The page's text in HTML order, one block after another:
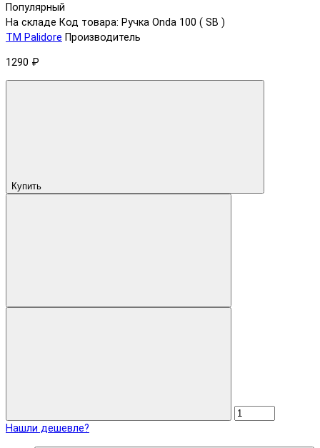
Популярный
На складе Код товара: Ручка Onda 100 ( SB )
ТМ Palidore Производитель
1290 ₽
Купить
Нашли дешевле?